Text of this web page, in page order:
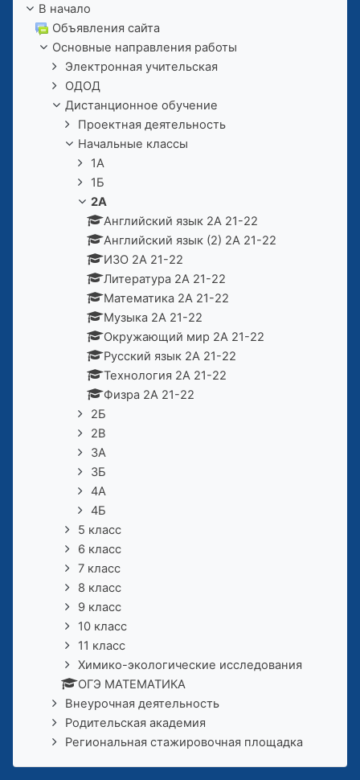
В начало
Объявления сайта
Основные направления работы
Электронная учительская
ОДОД
Дистанционное обучение
Проектная деятельность
Начальные классы
1А
1Б
2А
Английский язык 2А 21-22
Английский язык (2) 2А 21-22
ИЗО 2А 21-22
Литература 2А 21-22
Математика 2А 21-22
Музыка 2А 21-22
Окружающий мир 2А 21-22
Русский язык 2А 21-22
Технология 2А 21-22
Физра 2А 21-22
2Б
2В
3А
3Б
4А
4Б
5 класс
6 класс
7 класс
8 класс
9 класс
10 класс
11 класс
Химико-экологические исследования
ОГЭ МАТЕМАТИКА
Внеурочная деятельность
Родительская академия
Региональная стажировочная площадка